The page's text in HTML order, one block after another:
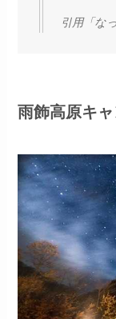
引用「な
雨飾高原キ